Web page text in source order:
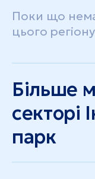
Поки що
цього
Більше
секторі
парк